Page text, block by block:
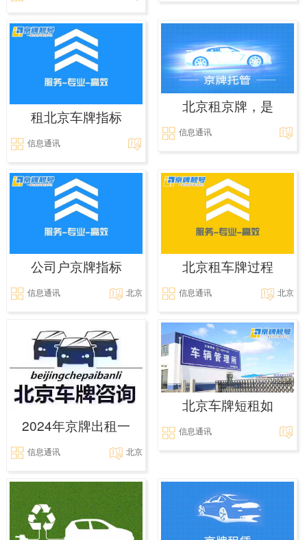
租北京车牌指标
信息通讯
北京租京牌，是
信息通讯
公司户京牌指标
信息通讯 北京
北京租车牌过程
信息通讯 北京
2024年京牌出租一
信息通讯 北京
北京车牌短租如
信息通讯